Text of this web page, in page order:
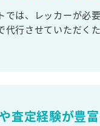
では、レッカーが必
代行させていただく
査定経験が豊